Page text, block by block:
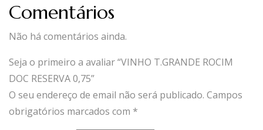
Comentários
Não há comentários ainda.
Seja o primeiro a avaliar “VINHO T.GRANDE ROCIM
DOC RESERVA 0,75”
O seu endereço de email não será publicado. Campos
obrigatórios marcados com *